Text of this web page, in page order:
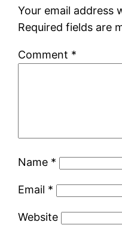
Your email address
Required fields are
Comment *
Name *
Email *
Website